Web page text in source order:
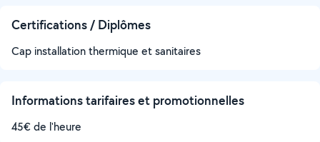
Certifications / Diplômes
Cap installation thermique et sanitaires
Informations tarifaires et promotionnelles
45€ de l'heure